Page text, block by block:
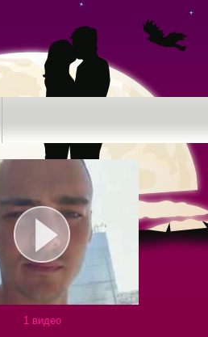
1 видео